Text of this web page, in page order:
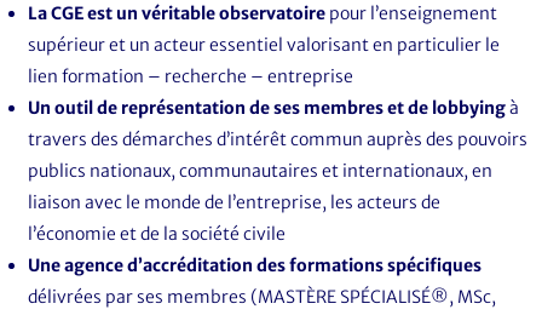
LaCGE est un véritable observatoirepour l’enseignement
supérieur et un acteur essentiel valorisant en particulier le
lien formation – recherche – entreprise
Un outil de représentation de ses membres et de lobbyingà
travers des démarches d’intérêt commun auprès des pouvoirs
publics nationaux, communautaires et internationaux, en
liaison avec le monde de l’entreprise, les acteurs de
l’économie et de la société civile
Une agence d’accréditation des formations spécifiques
délivrées par ses membres (MASTÈRE SPÉCIALISÉ®, MSc,